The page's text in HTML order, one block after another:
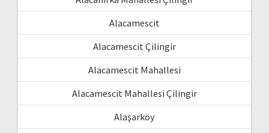
Alacamescit
Alacamescit Çilingir
Alacamescit Mahallesi
Alacamescit Mahallesi Çilingir
Alaşarköy